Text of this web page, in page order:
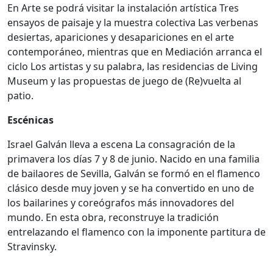
En Arte se podrá visitar la instalación artística Tres
ensayos de paisaje y la muestra colectiva Las verbenas
desiertas, apariciones y desapariciones en el arte
contemporáneo, mientras que en Mediación arranca el
ciclo Los artistas y su palabra, las residencias de Living
Museum y las propuestas de juego de (Re)vuelta al
patio.
Escénicas
Israel Galván lleva a escena La consagración de la
primavera los días 7 y 8 de junio. Nacido en una familia
de bailaores de Sevilla, Galván se formó en el flamenco
clásico desde muy joven y se ha convertido en uno de
los bailarines y coreógrafos más innovadores del
mundo. En esta obra, reconstruye la tradición
entrelazando el flamenco con la imponente partitura de
Stravinsky.